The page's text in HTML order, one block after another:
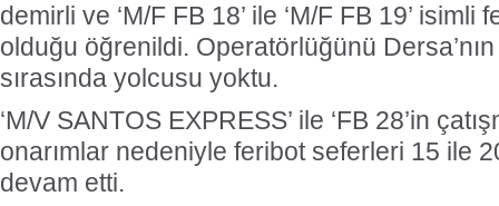
demirli ve ‘M/F FB 18’ ile ‘M/F FB 19’ isimli
olduğu öğrenildi. Operatörlüğünü Dersa’nın
sırasında yolcusu yoktu.
‘M/V SANTOS EXPRESS’ ile ‘FB 28’in
onarımlar nedeniyle feribot seferleri 15 ile
devam etti.